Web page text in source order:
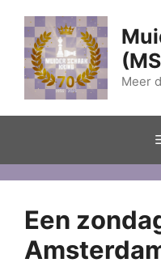
naar
inhoud
Meer
Een